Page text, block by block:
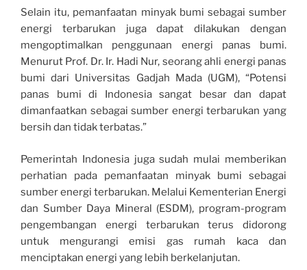
Selain itu, pemanfaatan minyak bumi sebagai sumber
energi terbarukan juga dapat dilakukan dengan
mengoptimalkan penggunaan energi panas bumi.
Menurut Prof. Dr. Ir. Hadi Nur, seorang ahli energi panas
bumi dari Universitas Gadjah Mada (UGM), “Potensi
panas bumi di Indonesia sangat besar dan dapat
dimanfaatkan sebagai sumber energi terbarukan yang
bersih dan tidak terbatas.”
Pemerintah Indonesia juga sudah mulai memberikan
perhatian pada pemanfaatan minyak bumi sebagai
sumber energi terbarukan. Melalui Kementerian Energi
dan Sumber Daya Mineral (ESDM), program-program
pengembangan energi terbarukan terus didorong
untuk mengurangi emisi gas rumah kaca dan
menciptakan energi yang lebih berkelanjutan.